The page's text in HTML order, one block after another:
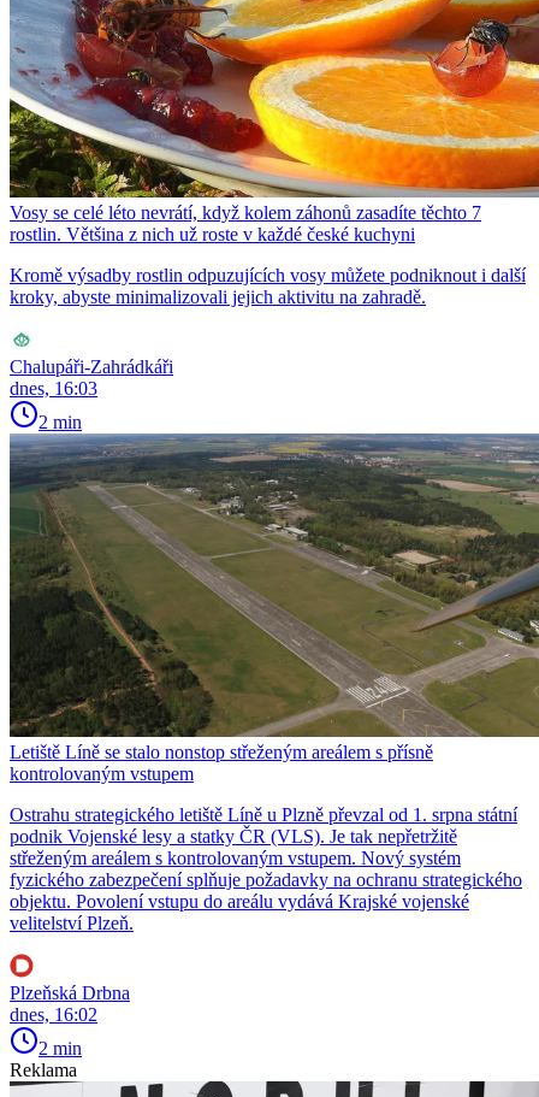
Vosy se celé léto nevrátí, když kolem záhonů zasadíte těchto 7
rostlin. Většina z nich už roste v každé české kuchyni
Kromě výsadby rostlin odpuzujících vosy můžete podniknout i další
kroky, abyste minimalizovali jejich aktivitu na zahradě.
Chalupáři-Zahrádkáři
dnes, 16:03
2 min
Letiště Líně se stalo nonstop střeženým areálem s přísně
kontrolovaným vstupem
Ostrahu strategického letiště Líně u Plzně převzal od 1. srpna státní
podnik Vojenské lesy a statky ČR (VLS). Je tak nepřetržitě
střeženým areálem s kontrolovaným vstupem. Nový systém
fyzického zabezpečení splňuje požadavky na ochranu strategického
objektu. Povolení vstupu do areálu vydává Krajské vojenské
velitelství Plzeň.
Plzeňská Drbna
dnes, 16:02
2 min
Reklama